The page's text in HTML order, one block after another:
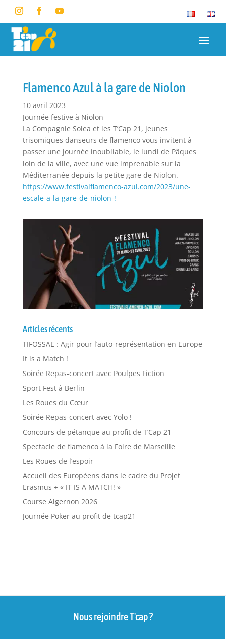
Flamenco Azul à la gare de Niolon
10 avril 2023
Journée festive à Niolon
La Compagnie Solea et les T’Cap 21, jeunes
trisomiques danseurs de flamenco vous invitent à
passer une journée inoubliable, le lundi de Pâques
loin de la ville, avec une vue imprenable sur la
Méditerranée depuis la petite gare de Niolon.
https://www.festivalflamenco-azul.com/2023/une-
escale-a-la-gare-de-niolon-!
Articles récents
TIFOSSAE : Agir pour l’auto-représentation en Europe
It is a Match !
Soirée Repas-concert avec Poulpes Fiction
Sport Fest à Berlin
Les Roues du Cœur
Soirée Repas-concert avec Yolo !
Concours de pétanque au profit de T’Cap 21
Spectacle de flamenco à la Foire de Marseille
Les Roues de l’espoir
Accueil des Européens dans le cadre du Projet
Erasmus + « IT IS A MATCH! »
Course Algernon 2026
Journée Poker au profit de tcap21
Nous rejoindre T'cap ?